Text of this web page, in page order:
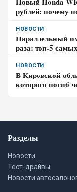
Новый Honda
рублей: почему
НОВОСТИ
Параллельный
раза: топ-5
НОВОСТИ
В Кировской
которого погиб
Разделы
Новости
Тест-драйвы
Новости